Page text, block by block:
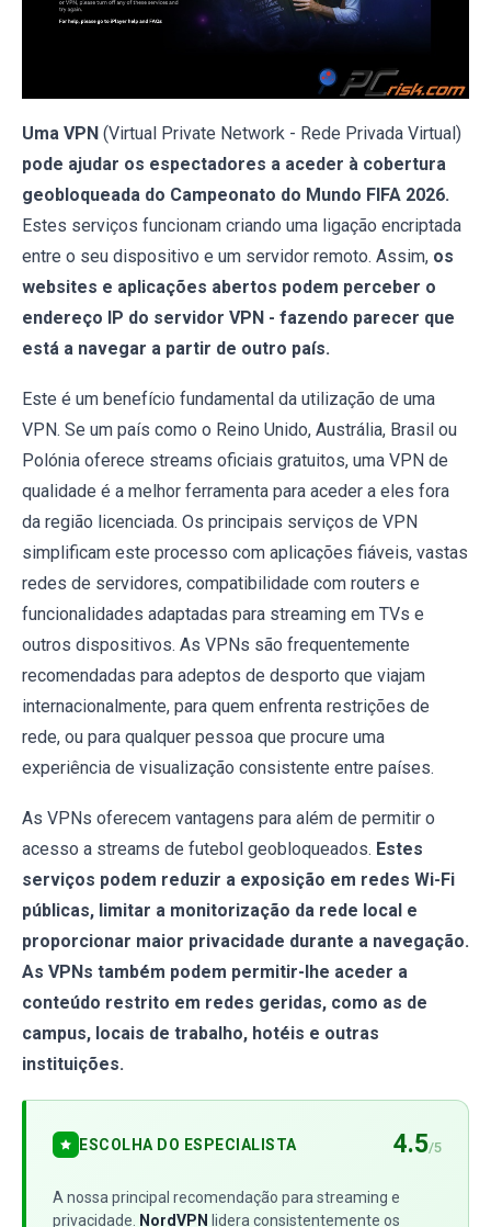
Uma VPN (Virtual Private Network - Rede Privada Virtual)
pode ajudar os espectadores a aceder à cobertura
geobloqueada do Campeonato do Mundo FIFA 2026.
Estes serviços funcionam criando uma ligação encriptada
entre o seu dispositivo e um servidor remoto. Assim, os
websites e aplicações abertos podem perceber o
endereço IP do servidor VPN - fazendo parecer que
está a navegar a partir de outro país.
Este é um benefício fundamental da utilização de uma
VPN. Se um país como o Reino Unido, Austrália, Brasil ou
Polónia oferece streams oficiais gratuitos, uma VPN de
qualidade é a melhor ferramenta para aceder a eles fora
da região licenciada. Os principais serviços de VPN
simplificam este processo com aplicações fiáveis, vastas
redes de servidores, compatibilidade com routers e
funcionalidades adaptadas para streaming em TVs e
outros dispositivos. As VPNs são frequentemente
recomendadas para adeptos de desporto que viajam
internacionalmente, para quem enfrenta restrições de
rede, ou para qualquer pessoa que procure uma
experiência de visualização consistente entre países.
As VPNs oferecem vantagens para além de permitir o
acesso a streams de futebol geobloqueados. Estes
serviços podem reduzir a exposição em redes Wi-Fi
públicas, limitar a monitorização da rede local e
proporcionar maior privacidade durante a navegação.
As VPNs também podem permitir-lhe aceder a
conteúdo restrito em redes geridas, como as de
campus, locais de trabalho, hotéis e outras
instituições.
ESCOLHA DO ESPECIALISTA 4.5/5
A nossa principal recomendação para streaming e
privacidade. NordVPN lidera consistentemente os